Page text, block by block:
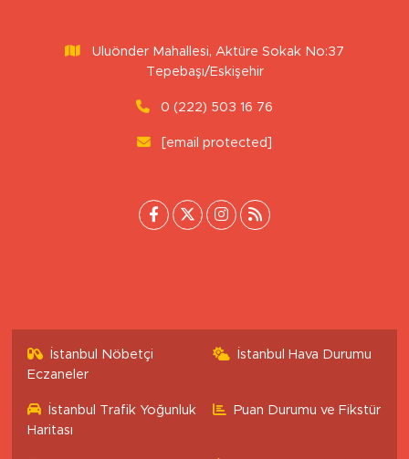
Uluönder Mahallesi, Aktüre Sokak No:37
Tepebaşı/Eskişehir
0 (222) 503 16 76
[email protected]
İstanbul Nöbetçi
Eczaneler
İstanbul Hava Durumu
İstanbul Trafik Yoğunluk
Haritası
Puan Durumu ve Fikstür